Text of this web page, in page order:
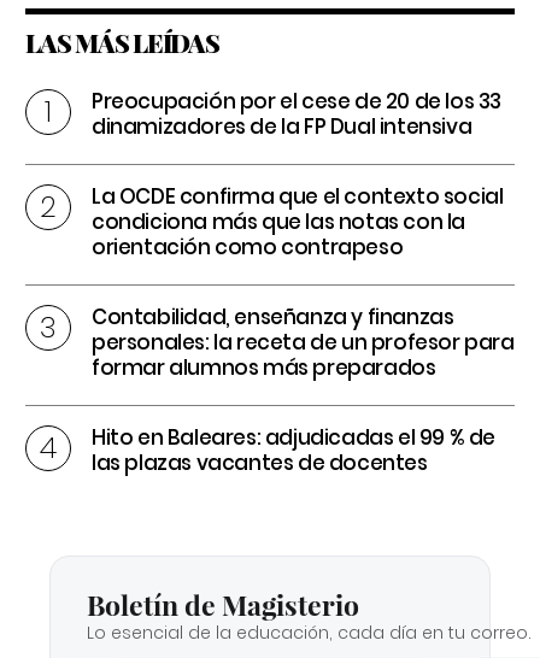
LAS MÁS LEÍDAS
Preocupación por el cese de 20 de los 33
dinamizadores de la FP Dual intensiva
La OCDE confirma que el contexto social
condiciona más que las notas con la
orientación como contrapeso
Contabilidad, enseñanza y finanzas
personales: la receta de un profesor para
formar alumnos más preparados
Hito en Baleares: adjudicadas el 99 % de
las plazas vacantes de docentes
Boletín de Magisterio
Lo esencial de la educación, cada día en tu correo.